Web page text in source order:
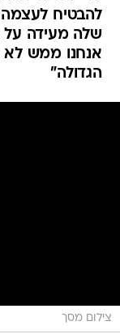
להבטיח
שלה מעידה
אנחנו ממש לא
הגדולה"
צילום מסך